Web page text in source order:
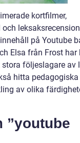
kortfilmer,
på Youtube
Elsa från Frost har
följeslagare av
hitta pedagogiska
av olika
”youtube